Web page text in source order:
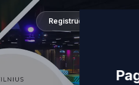
Registruotis